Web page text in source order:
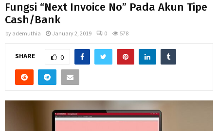
Fungsi “Next Invoice No” Pada Akun Tipe
Cash/Bank
by ademuthia January 2, 2019 0 578
SHARE 0